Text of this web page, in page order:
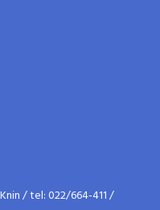
/ tel: 022/664-411 /